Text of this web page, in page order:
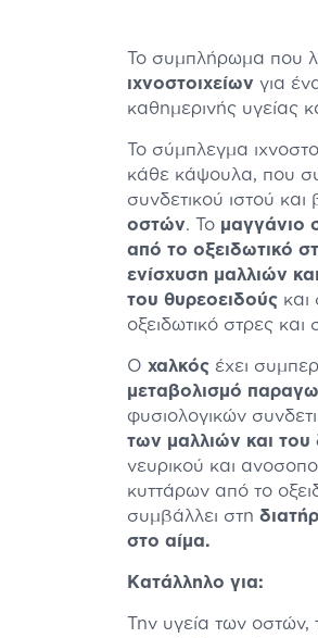
Το συμπλήρωμα που
ιχνοστοιχείων για
καθημερινής υγείας
Το σύμπλεγμα
κάθε κάψουλα, που
συνδετικού ιστού
οστών. Το μαγγάνιο
από το οξειδωτικό
ενίσχυση μαλλιών
του θυρεοειδούς
οξειδωτικό στρες
Ο χαλκός έχει
μεταβολισμό
φυσιολογικών
των μαλλιών και του
νευρικού και
κυττάρων από το
συμβάλλει στη
στο αίμα.
Κατάλληλο για:
Την υγεία των οστών,